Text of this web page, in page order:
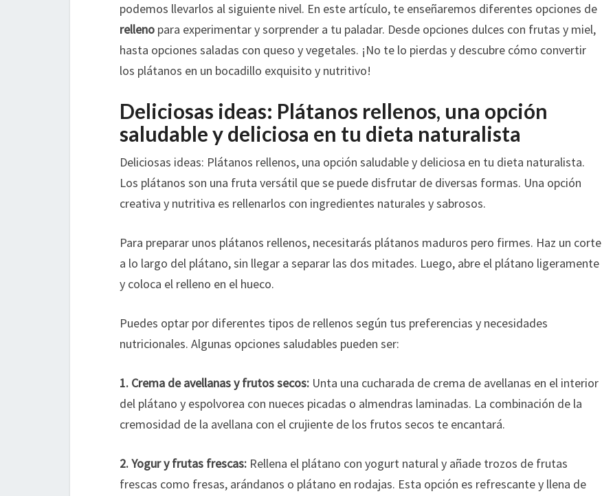
podemos llevarlos al siguiente nivel. En este artículo, te enseñaremos diferentes opciones de
relleno para experimentar y sorprender a tu paladar. Desde opciones dulces con frutas y miel,
hasta opciones saladas con queso y vegetales. ¡No te lo pierdas y descubre cómo convertir
los plátanos en un bocadillo exquisito y nutritivo!
Deliciosas ideas: Plátanos rellenos, una opción
saludable y deliciosa en tu dieta naturalista
Deliciosas ideas: Plátanos rellenos, una opción saludable y deliciosa en tu dieta naturalista.
Los plátanos son una fruta versátil que se puede disfrutar de diversas formas. Una opción
creativa y nutritiva es rellenarlos con ingredientes naturales y sabrosos.
Para preparar unos plátanos rellenos, necesitarás plátanos maduros pero firmes. Haz un corte
a lo largo del plátano, sin llegar a separar las dos mitades. Luego, abre el plátano ligeramente
y coloca el relleno en el hueco.
Puedes optar por diferentes tipos de rellenos según tus preferencias y necesidades
nutricionales. Algunas opciones saludables pueden ser:
1. Crema de avellanas y frutos secos: Unta una cucharada de crema de avellanas en el interior
del plátano y espolvorea con nueces picadas o almendras laminadas. La combinación de la
cremosidad de la avellana con el crujiente de los frutos secos te encantará.
2. Yogur y frutas frescas: Rellena el plátano con yogurt natural y añade trozos de frutas
frescas como fresas, arándanos o plátano en rodajas. Esta opción es refrescante y llena de